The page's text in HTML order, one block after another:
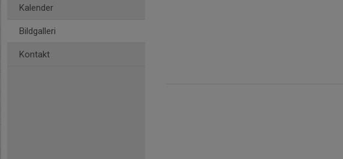
Kalender
Bildgalleri
Kontakt